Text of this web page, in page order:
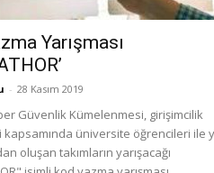
Yarışması
- 28 Kasım 2019
Güvenlik Kümelenmesi, girişimcilik
üniversite öğrencileri ile
oluşan takımların yarışacağı